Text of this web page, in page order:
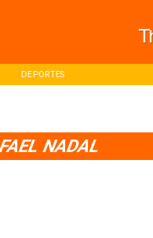
DEPORTES
NADAL